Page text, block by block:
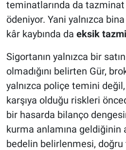
teminatlarında da tazminat
ödeniyor. Yani yalnızca
kâr kaybında da eksik
Sigortanın yalnızca bir
olmadığını belirten Gür,
yalnızca poliçe temini
karşıya olduğu riskleri
bir hasarda bilanço
kurma anlamına geldiğinin
bedelin belirlenmesi,